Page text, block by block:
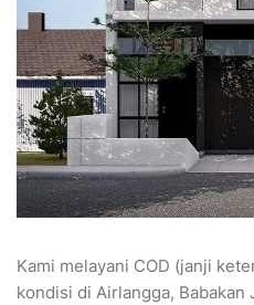
Kami melayani COD (janji
kondisi di Airlangga, Babakan